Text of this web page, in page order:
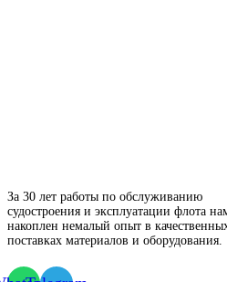
За 30 лет работы по обслуживанию
судостроения и эксплуатации флота
накоплен немалый опыт в
поставках материалов и оборудования.